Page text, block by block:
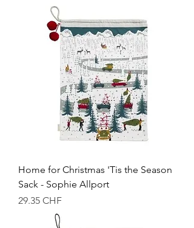
Home for Christmas 'Tis the Season
Sack - Sophie Allport
Prix
29.35 CHF